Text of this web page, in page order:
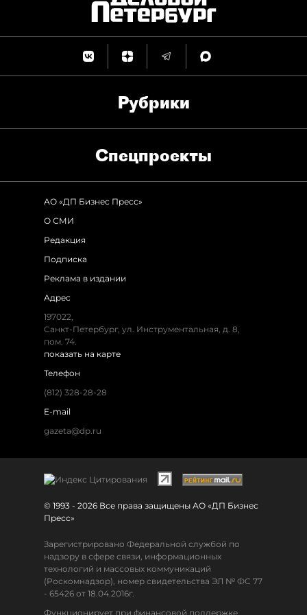
Рубрики
Спец­проекты
АО «ДП Бизнес Пресс»
О СМИ
Редакция
Подписка
Реклама в издании
Адрес
197022,
Санкт-Петербург, ул. Инструментальная, д. 8,
пом. 74.
показать на карте
Телефон
(812) 328-28-28
E-mail
gazeta@dp.ru
© 1993 - 2026 Все права защищены АО «ДП Бизнес
Пресс»
Зарегистрировано Федеральной службой по
надзору в сфере связи, информационных
технологий и массовых коммуникаций
(Роскомнадзор), номер свидетельства ЭЛ № ФС 77
- 65426 от 18.04.2016г.
Функционирует при финансовой поддержке